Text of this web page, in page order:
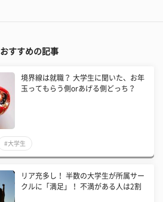
おすすめの記事
境界線は就職？ 大学生に聞いた、お年
玉ってもらう側orあげる側どっち？
#大学生
リア充多し！ 半数の大学生が所属サー
クルに「満足」！ 不満がある人は2割